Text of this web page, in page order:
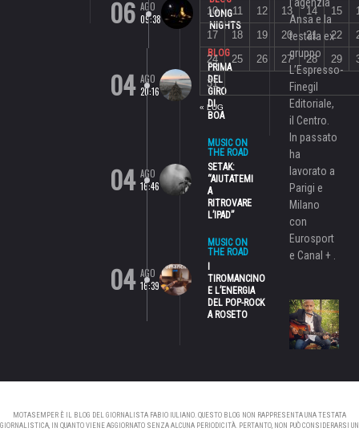
06 AGO
09:38
LONG
NIGHTS
04 AGO
20:16
BLOG
PRIMA
DEL
GIRO
DI
BOA
04 AGO
16:46
MUSIC ON
THE ROAD
SETAK:
“AIUTATEMI
A
RITROVARE
L’IPAD”
04 AGO
16:39
MUSIC ON
THE ROAD
TIROMANCINO
E L’ENERGIA
DEL POP-ROCK
A ROSETO
« LUG
10
11 12 13 14 15
17
18 19 20 21 22
24
25 26 27 28 29
31
Ansa e la
testata ex
gruppo
L’Espresso-
Finegil
Editoriale,
il Centro.
In passato
ha
lavorato a
Parigi e
Milano
con
Eurosport
e Canal + .
MOTASEMPER È IL BLOG DEL GIORNALISTA FABIO IULIANO. QUESTO BLOG NON RAPPRESENTA UNA TESTATA
GIORNALISTICA, IN QUANTO VIENE AGGIORNATO SENZA ALCUNA PERIODICITÀ. PERTANTO, NON PUÒ CONSIDERARSI UN